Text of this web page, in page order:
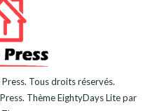
. Tous droits réservés.
. ThèmeEightyDays Litepar